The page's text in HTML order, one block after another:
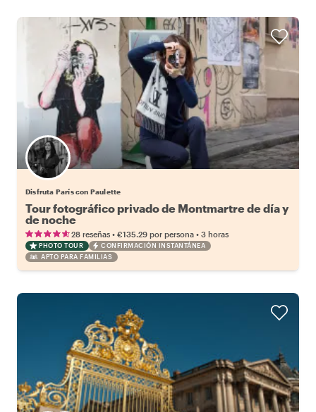
Disfruta París con Paulette
Tour fotográfico privado de Montmartre de día y
de noche
28 reseñas • €135.29 por persona • 3 horas
PHOTO TOUR
CONFIRMACIÓN INSTANTÁNEA
APTO PARA FAMILIAS